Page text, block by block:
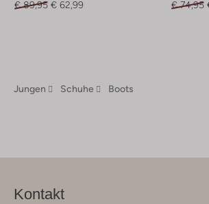
€ 89,95 € 62,99
€ 74,95
Jungen Schuhe Boots
Kontakt